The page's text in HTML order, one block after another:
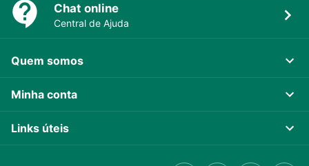
Chat online
Central de Ajuda
Quem somos
Minha conta
Links úteis